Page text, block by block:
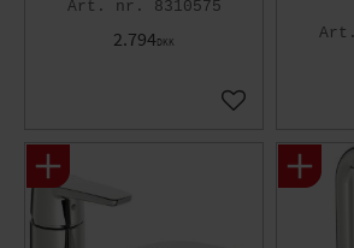
8310575
2.794DKK
Gem som favorit